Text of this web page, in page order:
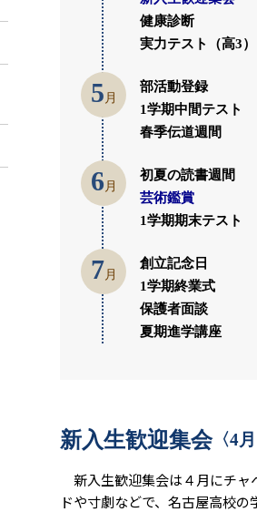
健康診断
実力テスト（高3）
5月
部活動登録
1学期中間テスト
春季伝道週間
6月
初夏の読書週間
芸術鑑賞
1学期期末テスト
7月
創立記念日
1学期終業式
保護者面談
夏期進学講座
新入生歓迎集会〈4月
新入生歓迎集会は４月にチャ
ドや寸劇などで、名古屋高校